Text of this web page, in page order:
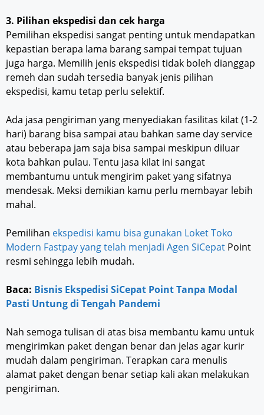
3. Pilihan ekspedisi dan cek harga
Pemilihan ekspedisi sangat penting untuk mendapatkan
kepastian berapa lama barang sampai tempat tujuan
juga harga. Memilih jenis ekspedisi tidak boleh dianggap
remeh dan sudah tersedia banyak jenis pilihan
ekspedisi, kamu tetap perlu selektif.
Ada jasa pengiriman yang menyediakan fasilitas kilat (1-2
hari) barang bisa sampai atau bahkan same day service
atau beberapa jam saja bisa sampai meskipun diluar
kota bahkan pulau. Tentu jasa kilat ini sangat
membantumu untuk mengirim paket yang sifatnya
mendesak. Meksi demikian kamu perlu membayar lebih
mahal.
Pemilihan ekspedisi kamu bisa gunakan Loket Toko
Modern Fastpay yang telah menjadi Agen SiCepat Point
resmi sehingga lebih mudah.
Baca: Bisnis Ekspedisi SiCepat Point Tanpa Modal
Pasti Untung di Tengah Pandemi
Nah semoga tulisan di atas bisa membantu kamu untuk
mengirimkan paket dengan benar dan jelas agar kurir
mudah dalam pengiriman. Terapkan cara menulis
alamat paket dengan benar setiap kali akan melakukan
pengiriman.